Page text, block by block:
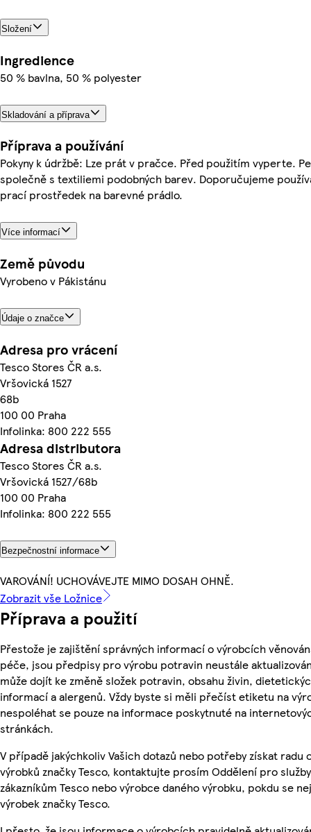
Složení
Ingredience
50 % bavlna, 50 % polyester
Skladování a příprava
Příprava a používání
Pokyny k údržbě: Lze prát v pračce. Před použitím vyperte.
společně s textiliemi podobných barev. Doporučujeme
prací prostředek na barevné prádlo.
Více informací
Země původu
Vyrobeno v Pákistánu
Údaje o značce
Adresa pro vrácení
Tesco Stores ČR a.s.
Vršovická 1527
68b
100 00 Praha
Infolinka: 800 222 555
Adresa distributora
Tesco Stores ČR a.s.
Vršovická 1527/68b
100 00 Praha
Infolinka: 800 222 555
Bezpečnostní informace
VAROVÁNÍ! UCHOVÁVEJTE MIMO DOSAH OHNĚ.
Zobrazit vše Ložnice
Příprava a použití
Přestože je zajištění správných informací o výrobcích
péče, jsou předpisy pro výrobu potravin neustále
může dojít ke změně složek potravin, obsahu živin,
informací a alergenů. Vždy byste si měli přečíst etiketu na
nespoléhat se pouze na informace poskytnuté na
stránkách.
V případě jakýchkoliv Vašich dotazů nebo potřeby získat radu
výrobků značky Tesco, kontaktujte prosím Oddělení pro služby
zákazníkům Tesco nebo výrobce daného výrobku, pokdu se
výrobek značky Tesco.